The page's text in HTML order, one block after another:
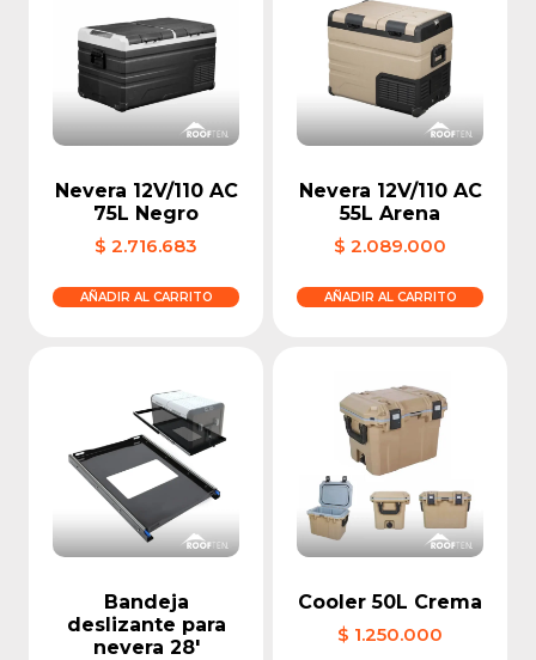
Nevera 12V/110 AC
75L Negro
$ 2.716.683
AÑADIR AL CARRITO
Nevera 12V/110 AC
55L Arena
$ 2.089.000
AÑADIR AL CARRITO
Bandeja
deslizante para
nevera 28′
Cooler 50L Crema
$ 1.250.000